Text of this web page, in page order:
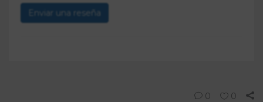
Enviar una reseña
0 0